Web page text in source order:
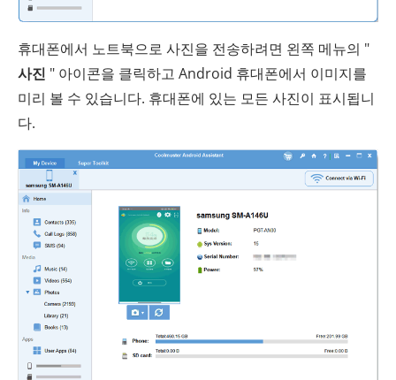
휴대폰에서 노트북으로 사진을 전송하려면 왼쪽 메뉴의 "
사진 " 아이콘을 클릭하고 Android 휴대폰에서 이미지를
미리 볼 수 있습니다. 휴대폰에 있는 모든 사진이 표시됩니
다.